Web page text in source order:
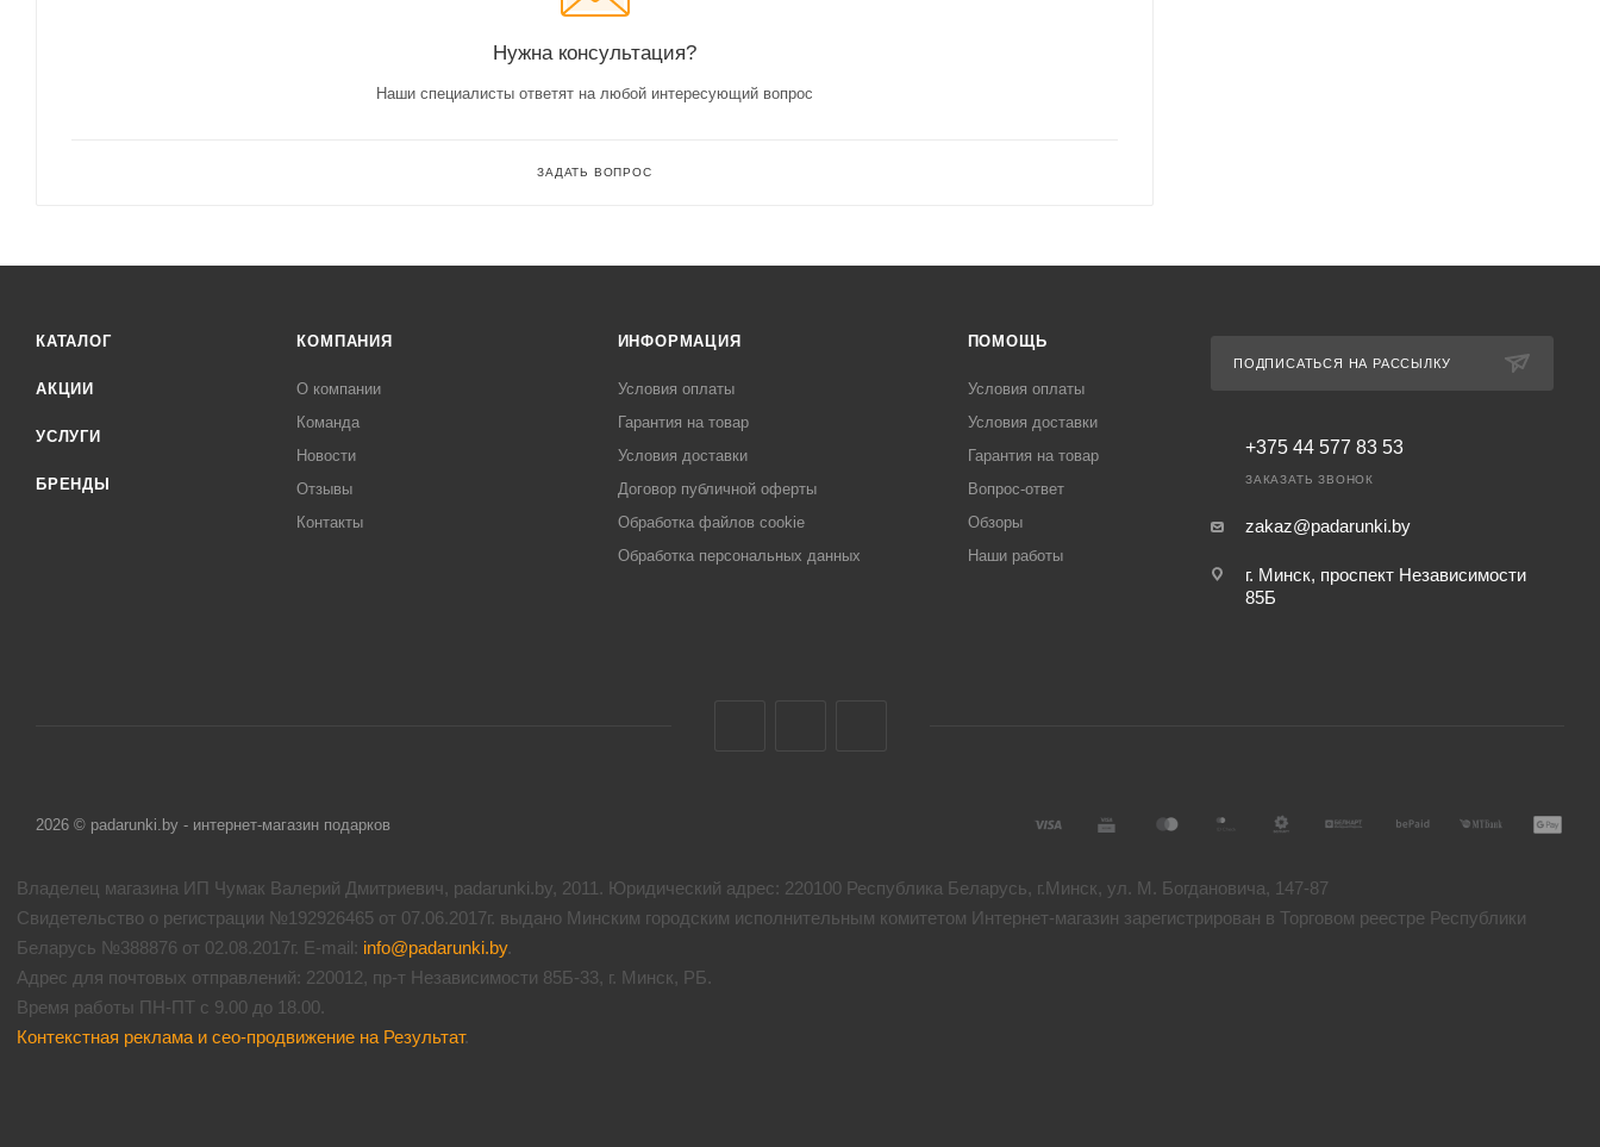
Нужна консультация?
Наши специалисты ответят на любой интересующий вопрос
ЗАДАТЬ ВОПРОС
КАТАЛОГ
АКЦИИ
УСЛУГИ
БРЕНДЫ
КОМПАНИЯ
О компании
Команда
Новости
Отзывы
Контакты
ИНФОРМАЦИЯ
Условия оплаты
Гарантия на товар
Условия доставки
Договор публичной оферты
Обработка файлов cookie
Обработка персональных данных
ПОМОЩЬ
Условия оплаты
Условия доставки
Гарантия на товар
Вопрос-ответ
Обзоры
Наши работы
ПОДПИСАТЬСЯ НА РАССЫЛКУ
+375 44 577 83 53
ЗАКАЗАТЬ ЗВОНОК
zakaz@padarunki.by
г. Минск, проспект Независимости
85Б
2026 © padarunki.by - интернет-магазин подарков
Владелец магазина ИП Чумак Валерий Дмитриевич, padarunki.by, 2011. Юридический адрес: 220100 Республика Беларусь, г.Минск, ул. М. Богдановича, 147-87
Свидетельство о регистрации №192926465 от 07.06.2017г. выдано Минским городским исполнительным комитетом Интернет-магазин зарегистрирован в Торговом реестре Республики
Беларусь №388876 от 02.08.2017г. E-mail: info@padarunki.by.
Адрес для почтовых отправлений: 220012, пр-т Независимости 85Б-33, г. Минск, РБ.
Время работы ПН-ПТ с 9.00 до 18.00.
Контекстная реклама и сео-продвижение на Результат.